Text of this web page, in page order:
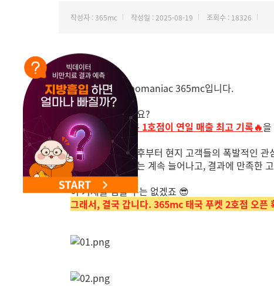
작성자 : 365mc 작성일 : 2025-08-19 조회수 : 18326
안녕하세요,
지방 하나만, Lipomaniac 365mc입니다.
혹시 알고 계셨나요?
365mc
태국 방콕 1호점이 연일 매출 최고 기록🔥
방콕점은 오픈 직후부터 현지 고객들의 폭발적인
람스 대기 리스트는 계속 늘어나고, 결과에 만족한
이 기세를 멈출 수는 없겠죠 😎
그래서, 결국 갑니다. 365mc 태국 푸켓 2호점 오픈